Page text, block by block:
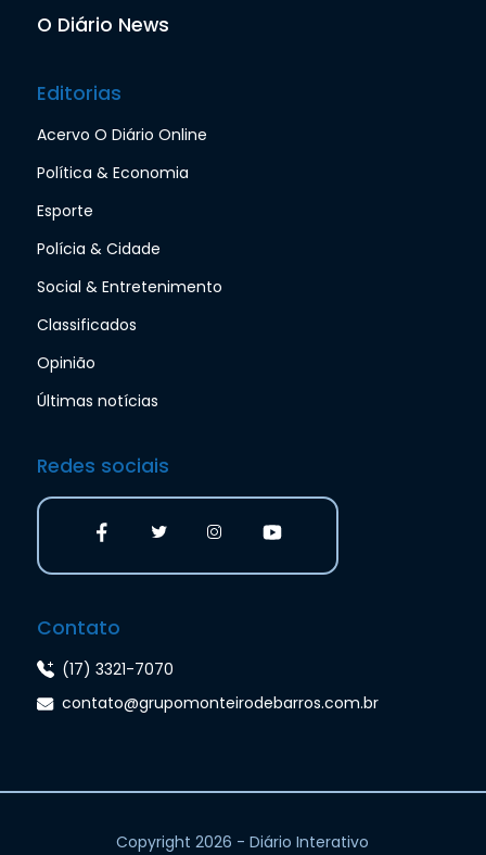
O Diário News
Editorias
Acervo O Diário Online
Política & Economia
Esporte
Polícia & Cidade
Social & Entretenimento
Classificados
Opinião
Últimas notícias
Redes sociais
Contato
(17) 3321-7070
contato@grupomonteirodebarros.com.br
Copyright 2026 - Diário Interativo